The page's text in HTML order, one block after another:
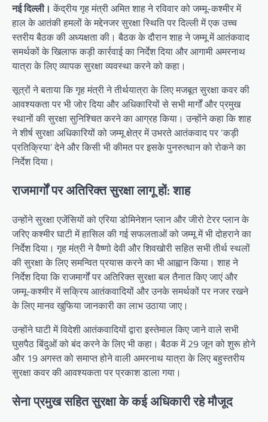
नई दिल्ली। केंद्रीय गृह मंत्री अमित शाह ने रविवार को जम्मू-कश्मीर में
हाल के आतंकी हमलों के मद्देनजर सुरक्षा स्थिति पर दिल्ली में एक उच्च
स्तरीय बैठक की अध्यक्षता की। बैठक के दौरान शाह ने जम्मू में आतंकवाद
समर्थकों के खिलाफ कड़ी कार्रवाई का निर्देश दिया और आगामी अमरनाथ
यात्रा के लिए व्यापक सुरक्षा व्यवस्था करने को कहा।
सूत्रों ने बताया कि गृह मंत्री ने तीर्थयात्रा के लिए मजबूत सुरक्षा कवर की
आवश्यकता पर भी जोर दिया और अधिकारियों से सभी मार्गों और प्रमुख
स्थानों की सुरक्षा सुनिश्चित करने का आग्रह किया। उन्होंने कहा कि शाह
ने शीर्ष सुरक्षा अधिकारियों को जम्मू क्षेत्र में उभरते आतंकवाद पर ‘कड़ी
प्रतिक्रिया’ देने और किसी भी कीमत पर इसके पुनरुत्थान को रोकने का
निर्देश दिया।
राजमार्गों पर अतिरिक्त सुरक्षा लागू हों: शाह
उन्होंने सुरक्षा एजेंसियों को एरिया डोमिनेशन प्लान और जीरो टेरर प्लान के
जरिए कश्मीर घाटी में हासिल की गई सफलताओं को जम्मू में भी दोहराने का
निर्देश दिया। गृह मंत्री ने वैष्णो देवी और शिवखोरी सहित सभी तीर्थ स्थलों
की सुरक्षा के लिए समन्वित प्रयास करने का भी आह्वान किया। शाह ने
निर्देश दिया कि राजमार्गों पर अतिरिक्त सुरक्षा बल तैनात किए जाएं और
जम्मू-कश्मीर में सक्रिय आतंकवादियों और उनके समर्थकों पर नजर रखने
के लिए मानव खुफिया जानकारी का लाभ उठाया जाए।
उन्होंने घाटी में विदेशी आतंकवादियों द्वारा इस्तेमाल किए जाने वाले सभी
घुसपैठ बिंदुओं को बंद करने के लिए भी कहा। बैठक में 29 जून को शुरू होने
और 19 अगस्त को समाप्त होने वाली अमरनाथ यात्रा के लिए बहुस्तरीय
सुरक्षा कवर की आवश्यकता पर प्रकाश डाला गया।
सेना प्रमुख सहित सुरक्षा के कई अधिकारी रहे मौजूद